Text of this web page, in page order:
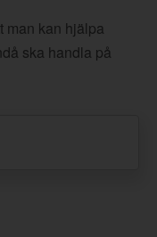
man kan hjälpa
ska handla på